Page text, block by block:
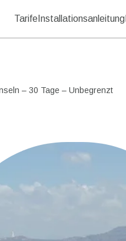
Tarife Installationsanleitung
– 30 Tage – Unbegrenzt